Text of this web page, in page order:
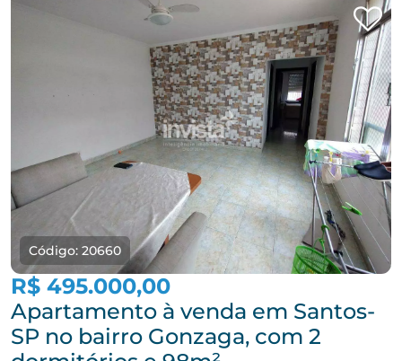
Código: 20660
R$ 495.000,00
Apartamento à venda em Santos-
SP no bairro Gonzaga, com 2